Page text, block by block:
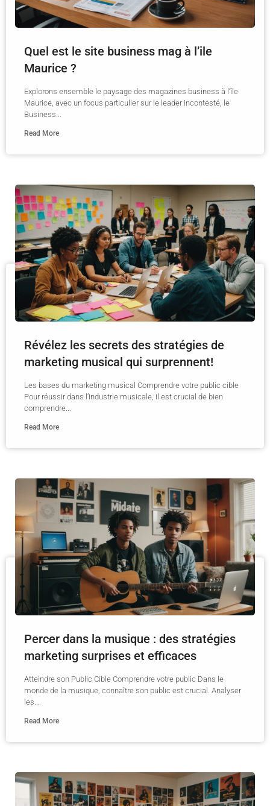
Quel est le site business mag à l’ile
Maurice ?
Explorons ensemble le paysage des magazines business à l’île
Maurice, avec un focus particulier sur le leader incontesté, le
Business...
Read More
Révélez les secrets des stratégies de
marketing musical qui surprennent!
Les bases du marketing musical Comprendre votre public cible
Pour réussir dans l’industrie musicale, il est crucial de bien
comprendre...
Read More
Percer dans la musique : des stratégies
marketing surprises et efficaces
Atteindre son Public Cible Comprendre votre public Dans le
monde de la musique, connaître son public est crucial. Analyser
les...
Read More